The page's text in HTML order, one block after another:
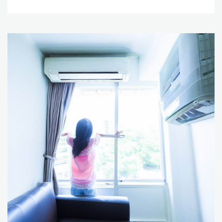
المشاكل في المستقبل. كما يجب الحرص على اختيار شركة
صيانة محترفة وموثوقة لتصليح مكيف الهواء السنترال
للحصول على الخدمة الأمثل والجودة العالية. وفي النهاية،
يمكن القول بأن تصليح مكيف الهواء السنترال يتطلب فني
صيانة مؤهل من sitename ومتخصص، والتحقق من
الأعطال وإصلاحها باستخدام التقنيات والأدوات المناسبة.
ويجب الحرص على الصيانة الدورية للمكيف للحفاظ على
عمله الفعال والحد من حدوث المشاكل في
المستقبل.تصليح تكييف سنتراليعد تكييف الهواء السنترال
من أهم الأجهزة المنزلية والتجارية التي تحتاج إلى صيانة
دورية وتصليح عند الحاجة للحفاظ على كفاءته وعمله
الفعال. في هذا المقال، سنتحدث عن عملية تصليح تكييف
الهواء السنترال. أولاً، يجب التحقق من أي أعطال يمكن أن
تعيق عمل التكييف. يمكن ذلك عن طريق فحص الفلاتر
والتأكد من نظافتها، وفحص المروحة والتأكد من سلامتها،